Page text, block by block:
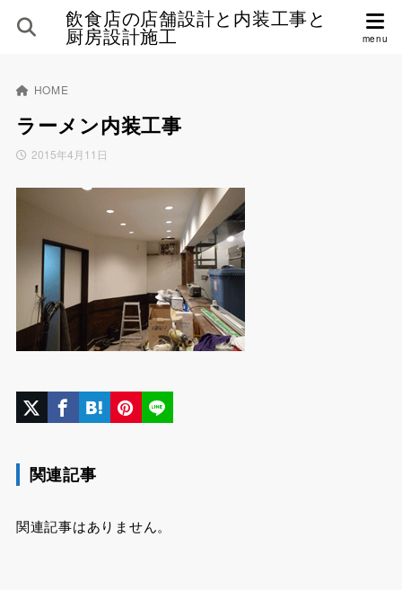
飲食店の店舗設計と内装工事と
厨房設計施工
HOME
ラーメン内装工事
2015年4月11日
関連記事
関連記事はありません。